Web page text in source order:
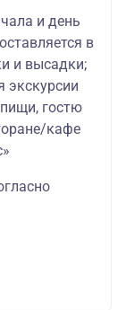
и день
в
и высадки;
экскурсии
гостю
кафе